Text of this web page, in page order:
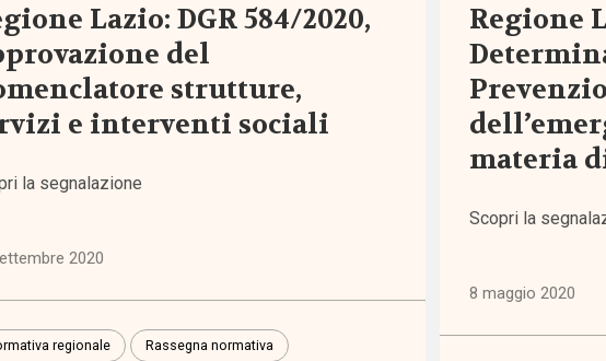
Lazio: DGR 584/2020,
del
strutture,
e interventi sociali
la segnalazione
2020
regionale Rassegna normativa
Regione
materia
Scopri la
8 maggio 2020